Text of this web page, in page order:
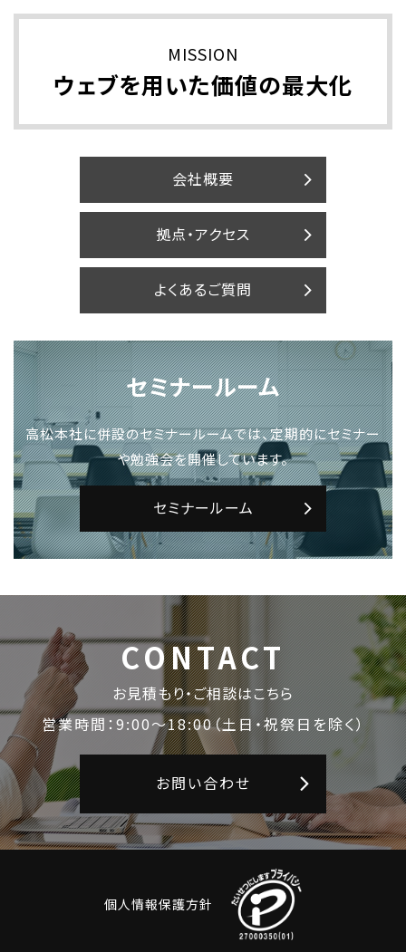
MISSION
ウェブを用いた価値の最大化
会社概要
拠点・アクセス
よくあるご質問
セミナールーム
高松本社に併設のセミナールームでは、定期的にセミナー
や勉強会を開催しています。
セミナールーム
CONTACT
お見積もり・ご相談はこちら
営業時間：9:00〜18:00（土日・祝祭日を除く）
お問い合わせ
個人情報保護方針